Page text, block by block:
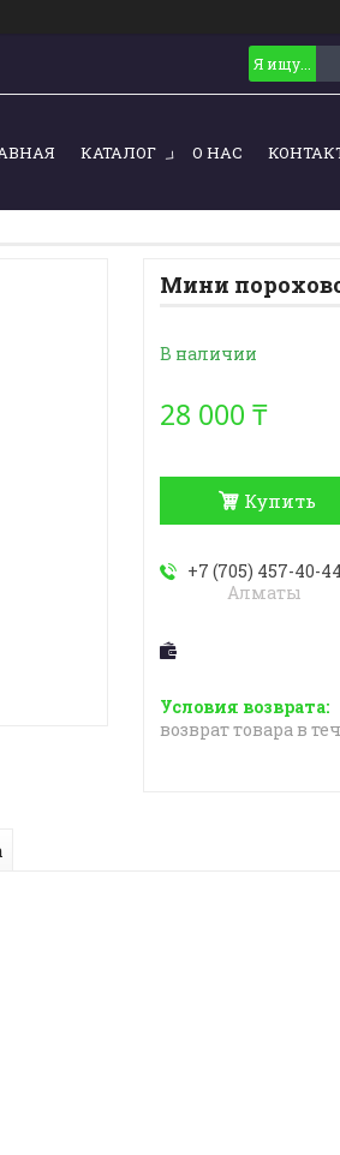
КАТАЛОГ О НАС
Мини
В наличии
28 000 ₸
Купить
+7 (705) 457-40-44
Алматы
возврат товара в